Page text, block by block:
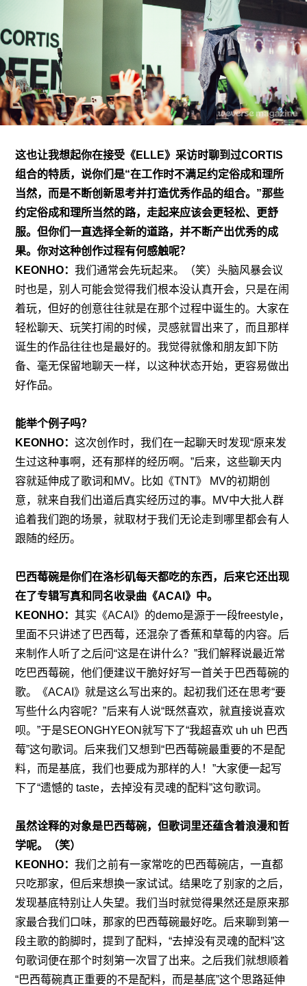
这也让我想起你在接受 《ELLE》采访时聊到过CORTIS
组合的特质，说你们是“在工作时不满足约定俗成和理所
当然，而是不断创新思考并打造优秀作品的组合。”那些
约定俗成和理所当然的路，走起来应该会更轻松、更舒
服。但你们一直选择全新的道路，并不断产出优秀的成
果。你对这种创作过程有何感触呢？
KEONHO：我们通常会先玩起来。（笑）头脑风暴会议
时也是，别人可能会觉得我们根本没认真开会，只是在闹
着玩，但好的创意往往就是在那个过程中诞生的。大家在
轻松聊天、玩笑打闹的时候，灵感就冒出来了，而且那样
诞生的作品往往也是最好的。我觉得就像和朋友卸下防
备、毫无保留地聊天一样，以这种状态开始，更容易做出
好作品。
能举个例子吗？
KEONHO：这次创作时，我们在一起聊天时发现“原来发
生过这种事啊，还有那样的经历啊。”后来，这些聊天内
容就延伸成了歌词和MV。比如《TNT》 MV的初期创
意，就来自我们出道后真实经历过的事。MV中大批人群
追着我们跑的场景，就取材于我们无论走到哪里都会有人
跟随的经历。
巴西莓碗是你们在洛杉矶每天都吃的东西，后来它还出现
在了专辑写真和同名收录曲《ACAI》中。
KEONHO：其实《ACAI》的demo是源于一段freestyle，
里面不只讲述了巴西莓，还混杂了香蕉和草莓的内容。后
来制作人听了之后问“这是在讲什么？”我们解释说最近常
吃巴西莓碗，他们便建议干脆好好写一首关于巴西莓碗的
歌。《ACAI》就是这么写出来的。起初我们还在思考“要
写些什么内容呢？”后来有人说“既然喜欢，就直接说喜欢
呗。”于是SEONGHYEON就写下了“我超喜欢 uh uh 巴西
莓”这句歌词。后来我们又想到“巴西莓碗最重要的不是配
料，而是基底，我们也要成为那样的人！”大家便一起写
下了“遗憾的 taste，去掉没有灵魂的配料”这句歌词。
虽然诠释的对象是巴西莓碗，但歌词里还蕴含着浪漫和哲
学呢。（笑）
KEONHO：我们之前有一家常吃的巴西莓碗店，一直都
只吃那家，但后来想换一家试试。结果吃了别家的之后，
发现基底特别让人失望。我们当时就觉得果然还是原来那
家最合我们口味，那家的巴西莓碗最好吃。后来聊到第一
段主歌的韵脚时，提到了配料，“去掉没有灵魂的配料”这
句歌词便在那个时刻第一次冒了出来。之后我们就想顺着
“巴西莓碗真正重要的不是配料，而是基底”这个思路延伸